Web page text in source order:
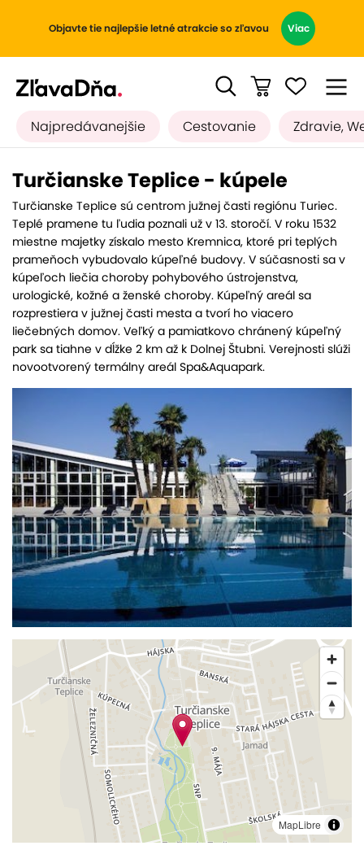
Objavte tie najlepšie letné atrakcie so zľavou Viac
Najpredávanejšie Cestovanie Zdravie,
Turčianske Teplice - kúpele
Turčianske Teplice sú centrom južnej časti regiónu Turiec.
Teplé pramene tu ľudia poznali už v 13. storočí. V roku 1532
miestne majetky získalo mesto Kremnica, ktoré pri teplých
prameňoch vybudovalo kúpeľné budovy. V súčasnosti sa v
kúpeľoch liečia choroby pohybového ústrojenstva,
urologické, kožné a ženské choroby. Kúpeľný areál sa
rozprestiera v južnej časti mesta a tvorí ho viacero
liečebných domov. Veľký a pamiatkovo chránený kúpeľný
park sa tiahne v dĺžke 2 km až k Dolnej Štubni. Verejnosti slúži
novootvorený termálny areál Spa&Aquapark.
MapLibre